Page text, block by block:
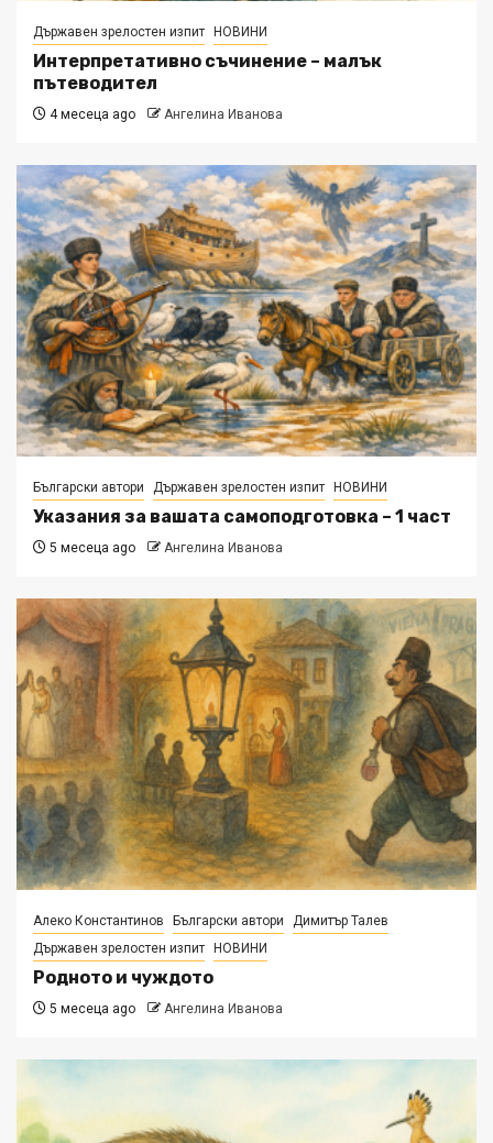
Държавен зрелостен изпит НОВИНИ
Интерпретативно съчинение – малък
пътеводител
4 месеца ago Ангелина Иванова
Български автори Държавен зрелостен изпит НОВИНИ
Указания за вашата самоподготовка – 1 част
5 месеца ago Ангелина Иванова
Алеко Константинов Български автори
Димитър Талев
Държавен зрелостен изпит
НОВИНИ
Родното и чуждото
5 месеца ago Ангелина Иванова